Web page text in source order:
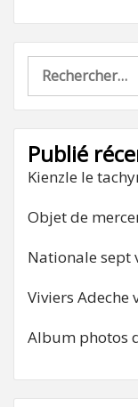
Rechercher :
Publié
Kienzle le
Objet de
Nationale sept
Viviers Adeche
Album photos